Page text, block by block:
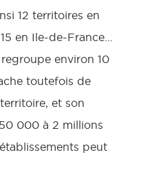
12 territoires en
en Ile-de-France…
environ 10
toutefois de
et son
000 à 2 millions
peut